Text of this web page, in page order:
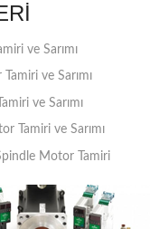
ve Sarımı
ve Sarımı
ve Sarımı
Tamiri ve Sarımı
Motor Tamiri